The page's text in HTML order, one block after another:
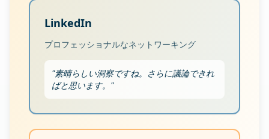
LinkedIn
プロフェッショナルなネットワーキング
"素晴らしい洞察ですね。さらに議論できれ
ばと思います。 "